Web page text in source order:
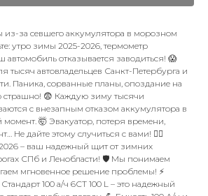
за севшего аккумулятора в морозном
утро зимы 2025-2026, термометр
автомобиль отказывается заводиться! 😱
тысяч автовладельцев Санкт-Петербурга и
Паника, сорванные планы, опоздание на
страшно! 😨 Каждую зиму тысячи
с внезапным отказом аккумулятора в
🤯 Эвакуатор, потеря времени,
Не дайте этому случиться с вами! 🙅‍♂️
– ваш надежный щит от зимних
СПб и Ленобласти! 🛡️ Мы понимаем
мгновенное решение проблемы! ⚡
100 а/ч 6СТ 100 L – это надежный